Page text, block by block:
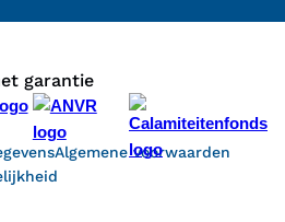
Algemene voorwaarden
garantie